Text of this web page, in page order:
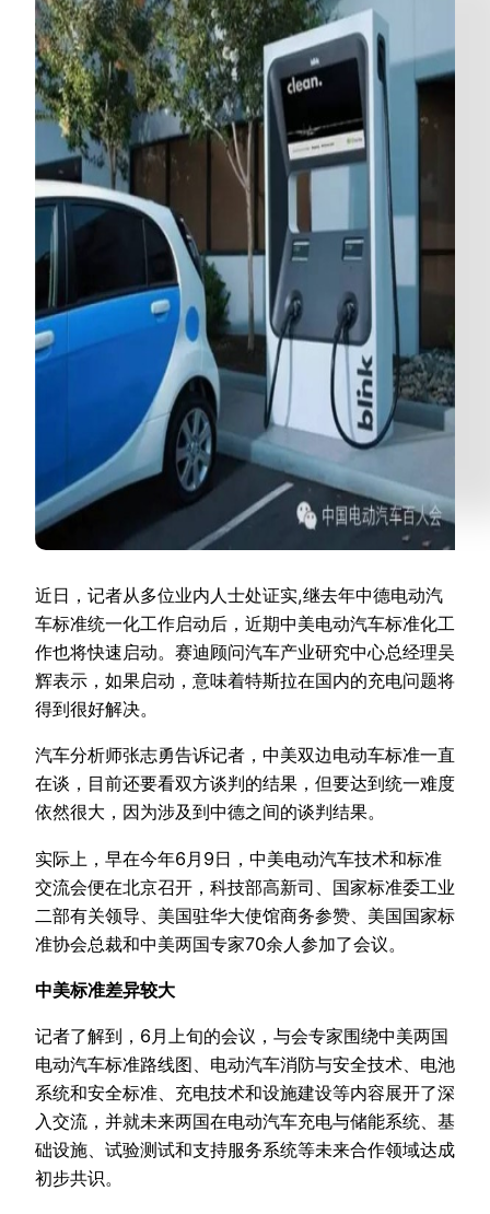
近日，记者从多位业内人士处证实,继去年中德电动汽
车标准统一化工作启动后，近期中美电动汽车标准化工
作也将快速启动。赛迪顾问汽车产业研究中心总经理吴
辉表示，如果启动，意味着特斯拉在国内的充电问题将
得到很好解决。
汽车分析师张志勇告诉记者，中美双边电动车标准一直
在谈，目前还要看双方谈判的结果，但要达到统一难度
依然很大，因为涉及到中德之间的谈判结果。
实际上，早在今年6月9日，中美电动汽车技术和标准
交流会便在北京召开，科技部高新司、国家标准委工业
二部有关领导、美国驻华大使馆商务参赞、美国国家标
准协会总裁和中美两国专家70余人参加了会议。
中美标准差异较大
记者了解到，6月上旬的会议，与会专家围绕中美两国
电动汽车标准路线图、电动汽车消防与安全技术、电池
系统和安全标准、充电技术和设施建设等内容展开了深
入交流，并就未来两国在电动汽车充电与储能系统、基
础设施、试验测试和支持服务系统等未来合作领域达成
初步共识。